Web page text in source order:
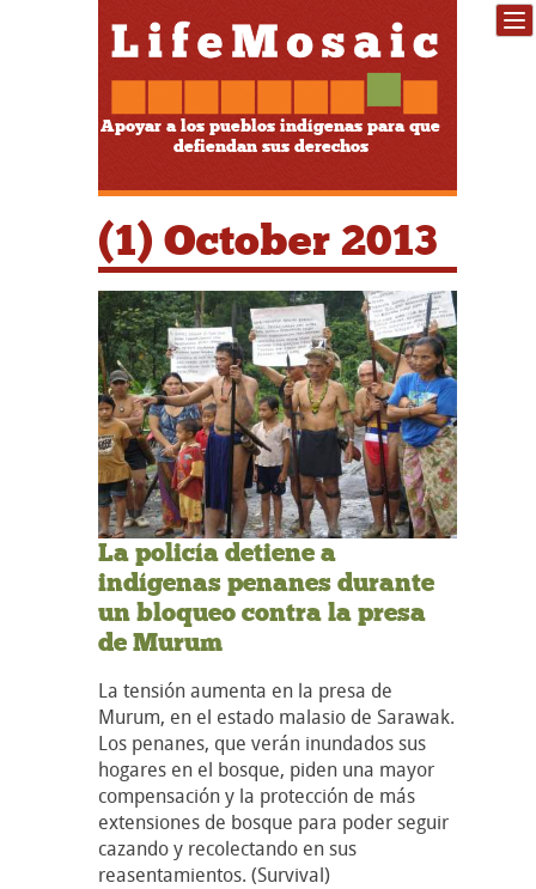
Apoyar a los pueblos indígenas para que
defiendan sus derechos
(1) October 2013
La policía detiene a
indígenas penanes durante
un bloqueo contra la presa
de Murum
La tensión aumenta en la presa de
Murum, en el estado malasio de Sarawak.
Los penanes, que verán inundados sus
hogares en el bosque, piden una mayor
compensación y la protección de más
extensiones de bosque para poder seguir
cazando y recolectando en sus
reasentamientos. (Survival)